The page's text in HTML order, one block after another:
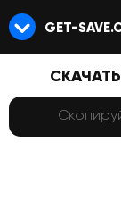
GET-